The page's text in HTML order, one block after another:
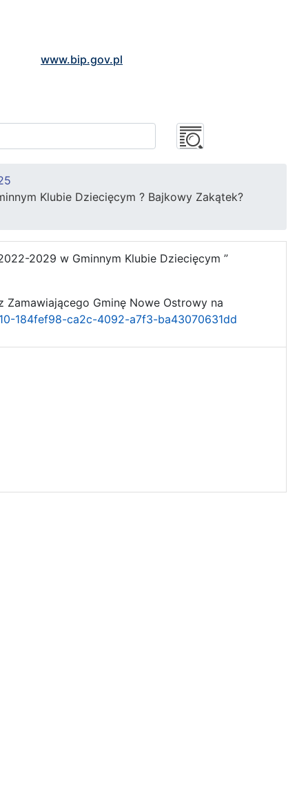
www.bip.gov.pl
Klubie Dziecięcym ? Bajkowy Zakątek?
2029 w Gminnym Klubie Dziecięcym ”
Gminę Nowe Ostrowy na
184fef98-ca2c-4092-a7f3-ba43070631dd